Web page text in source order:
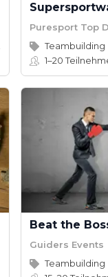
Puresport Top
Teambuilding
1–20
Guiders Events
Teambuilding